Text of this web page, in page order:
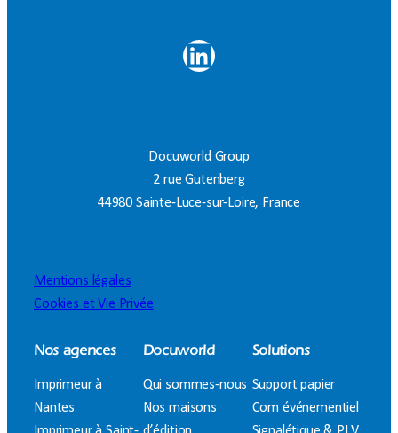
LinkedIn
Docuworld Group
2 rue Gutenberg
44980 Sainte-Luce-sur-Loire, France
Mentions légales
Cookies et Vie Privée
Nos agences
Imprimeur à
Nantes
Docuworld
Qui sommes-nous
Nos maisons
Solutions
Support papier
Com événementiel